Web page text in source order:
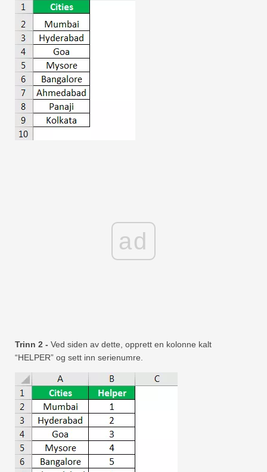
ad
Trinn 2 - Ved siden av dette, opprett en kolonne kalt
“HELPER” og sett inn serienumre.